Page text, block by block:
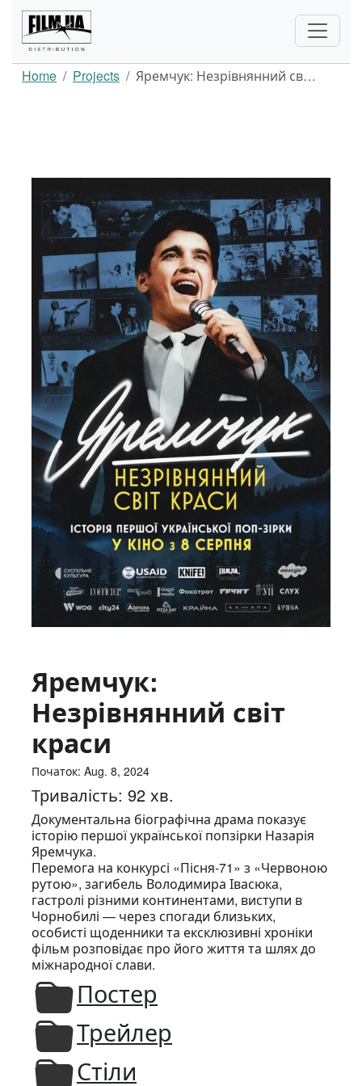
Home Projects Яремчук: Незрівнянний св…
Яремчук:
Незрівнянний світ
краси
Початок: Aug. 8, 2024
Тривалість: 92 хв.
Документальна біографічна драма показує
історію першої української попзірки Назарія
Яремчука.
Перемога на конкурсі «Пісня-71» з «Червоною
рутою», загибель Володимира Івасюка,
гастролі різними континентами, виступи в
Чорнобилі — через спогади близьких,
особисті щоденники та ексклюзивні хроніки
фільм розповідає про його життя та шлях до
міжнародної слави.
Постер
Трейлер
Стіли